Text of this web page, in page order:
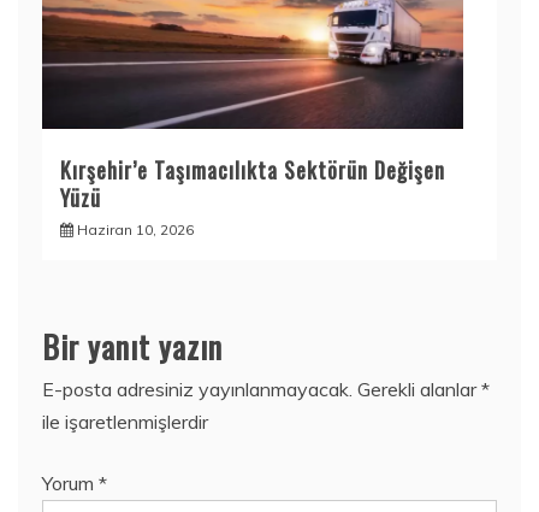
Kırşehir’e Taşımacılıkta Sektörün Değişen
Yüzü
Haziran 10, 2026
Bir yanıt yazın
E-posta adresiniz yayınlanmayacak. Gerekli alanlar*
ile işaretlenmişlerdir
Yorum *